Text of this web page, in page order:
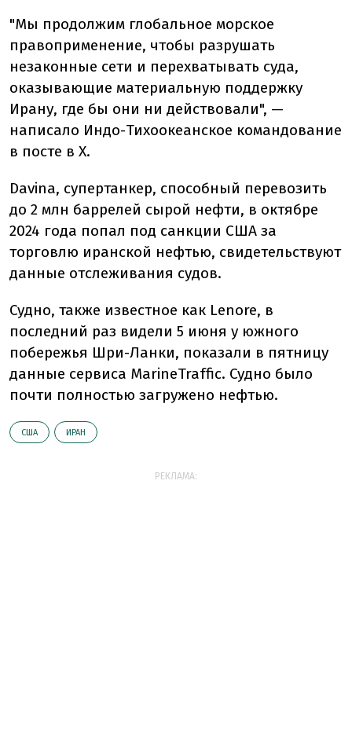
"Мы продолжим глобальное морское
правоприменение, чтобы разрушать
незаконные сети и перехватывать суда,
оказывающие материальную поддержку
Ирану, где бы они ни действовали", —
написало Индо-Тихоокеанское командование
в посте в X.
Davina, супертанкер, способный перевозить
до 2 млн баррелей сырой нефти, в октябре
2024 года попал под санкции США за
торговлю иранской нефтью, свидетельствуют
данные отслеживания судов.
Судно, также известное как Lenore, в
последний раз видели 5 июня у южного
побережья Шри-Ланки, показали в пятницу
данные сервиса MarineTraffic. Судно было
почти полностью загружено нефтью.
США ИРАН
РЕКЛАМА: